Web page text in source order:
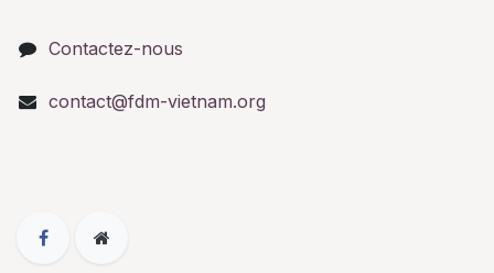
Contactez-nous
contact@fdm-vietnam.org